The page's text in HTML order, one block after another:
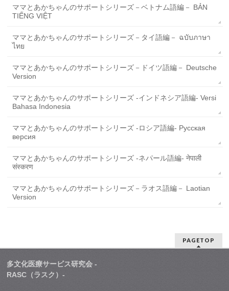
ママとあかちゃんのサポートシリーズ－ベトナム語編－ BẢN
TIẾNG VIỆT
ママとあかちゃんのサポートシリーズ－タイ語編－ ฉบับภาษา
ไทย
ママとあかちゃんのサポートシリーズ－ドイツ語編－ Deutsche
Version
ママとあかちゃんのサポートシリーズ -インドネシア語編- Versi
Bahasa Indonesia
ママとあかちゃんのサポートシリーズ -ロシア語編- Русская
версия
ママとあかちゃんのサポートシリーズ -ネパール語編- नेपाली
संस्करण
ママとあかちゃんのサポートシリーズ－ラオス語編－ Laotian
Version
PAGETOP
多文化医療サービス研究会 -
RASC（ラスク）-